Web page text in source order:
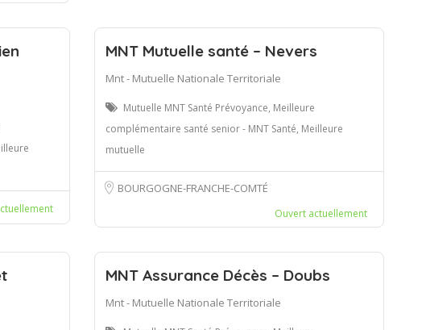
MNT Mutuelle santé – Nevers
Mnt - Mutuelle Nationale Territoriale
Mutuelle MNT Santé Prévoyance, Meilleure
complémentaire santé senior - MNT Santé, Meilleure
mutuelle
BOURGOGNE-FRANCHE-COMTÉ
Ouvert actuellement
MNT Assurance Décès – Doubs
Mnt - Mutuelle Nationale Territoriale